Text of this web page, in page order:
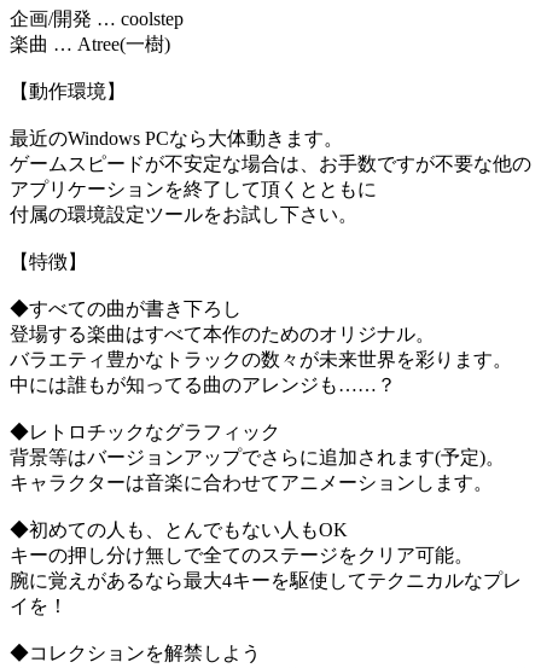
企画/開発 … coolstep
楽曲 … Atree(一樹)
【動作環境】
最近のWindows PCなら大体動きます。
ゲームスピードが不安定な場合は、お手数ですが不要な他の
アプリケーションを終了して頂くとともに
付属の環境設定ツールをお試し下さい。
【特徴】
◆すべての曲が書き下ろし
登場する楽曲はすべて本作のためのオリジナル。
バラエティ豊かなトラックの数々が未来世界を彩ります。
中には誰もが知ってる曲のアレンジも……？
◆レトロチックなグラフィック
背景等はバージョンアップでさらに追加されます(予定)。
キャラクターは音楽に合わせてアニメーションします。
◆初めての人も、とんでもない人もOK
キーの押し分け無しで全てのステージをクリア可能。
腕に覚えがあるなら最大4キーを駆使してテクニカルなプレ
イを！
◆コレクションを解禁しよう